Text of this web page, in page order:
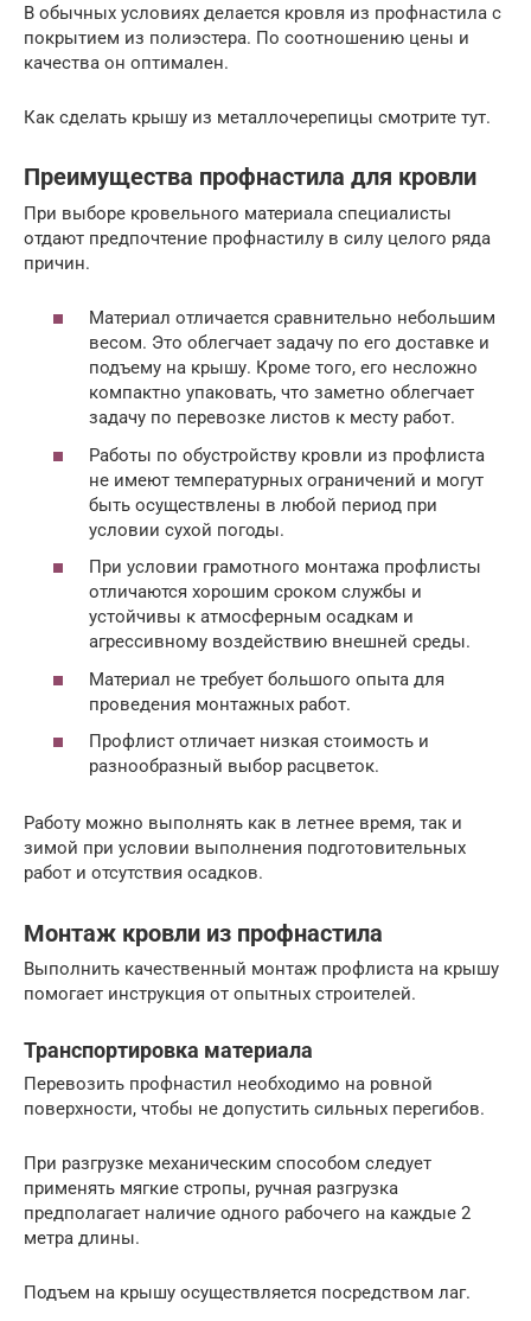
В обычных условиях делается кровля из профнастила с
покрытием из полиэстера. По соотношению цены и
качества он оптимален.
Как сделать крышу из металлочерепицы смотрите тут.
Преимущества профнастила для кровли
При выборе кровельного материала специалисты
отдают предпочтение профнастилу в силу целого ряда
причин.
Материал отличается сравнительно небольшим
весом. Это облегчает задачу по его доставке и
подъему на крышу. Кроме того, его несложно
компактно упаковать, что заметно облегчает
задачу по перевозке листов к месту работ.
Работы по обустройству кровли из профлиста
не имеют температурных ограничений и могут
быть осуществлены в любой период при
условии сухой погоды.
При условии грамотного монтажа профлисты
отличаются хорошим сроком службы и
устойчивы к атмосферным осадкам и
агрессивному воздействию внешней среды.
Материал не требует большого опыта для
проведения монтажных работ.
Профлист отличает низкая стоимость и
разнообразный выбор расцветок.
Работу можно выполнять как в летнее время, так и
зимой при условии выполнения подготовительных
работ и отсутствия осадков.
Монтаж кровли из профнастила
Выполнить качественный монтаж профлиста на крышу
помогает инструкция от опытных строителей.
Транспортировка материала
Перевозить профнастил необходимо на ровной
поверхности, чтобы не допустить сильных перегибов.
При разгрузке механическим способом следует
применять мягкие стропы, ручная разгрузка
предполагает наличие одного рабочего на каждые 2
метра длины.
Подъем на крышу осуществляется посредством лаг.